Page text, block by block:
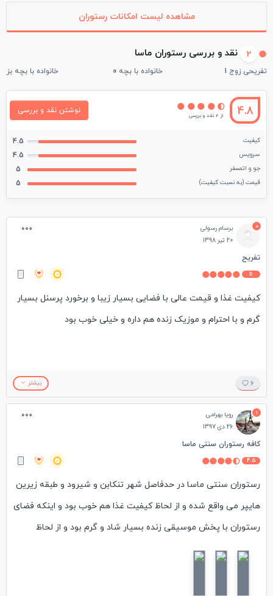
مشاهده لیست امکانات رستوران
2 نقد و بررسی رستوران ماسا
تفریحی زوج 1 خانواده با بچه 0 خانواده با بچه
4.8 از 2 نقد و بررسی
نوشتن نقد و بررسی
کیفیت 4.5
سرویس 4.5
جو و اتمسفر 5
قیمت (به نسبت کیفیت) 5
0
برسام رسولی
20 تیر 1398
تفریح
5
کیفیت غذا و قیمت عالی با فضایی بسیار زیبا و برخورد پرسنل بسیار
گرم و با احترام و موزیک زنده هم داره و خیلی خوب بود
6 بیشتر
1
رویا بهرامی
26 دی 1397
کافه رستوران سنتی ماسا
4.5
رستوران سنتی ماسا در حدفاصل شهر تنکابن و شیرود و طبقه زیرین
هایپر می واقع شده و از لحاظ کیفیت غذا هم خوب بود و اینکه فضای
رستوران با پخش موسیقی زنده بسیار شاد و گرم بود و از لحاظ
پذیرایی و سرو غذا در دیس های مسی هم تجربه ی خوبی برای